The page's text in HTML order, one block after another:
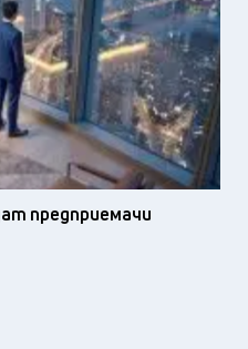
предприемачи